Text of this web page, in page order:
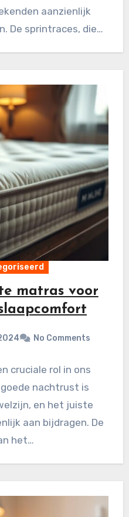
aanzienlijk
De sprintraces, die
matras voor
No Comments
cruciale rol in ons
nachtrust is
en het juiste
aan bijdragen. De
het…